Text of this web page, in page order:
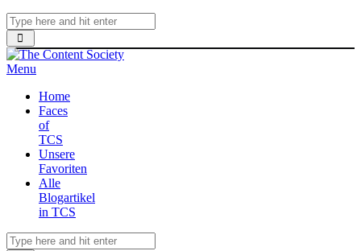
Menu
Home
Faces
of
TCS
Unsere
Favoriten
Alle
Blogartikel
in TCS